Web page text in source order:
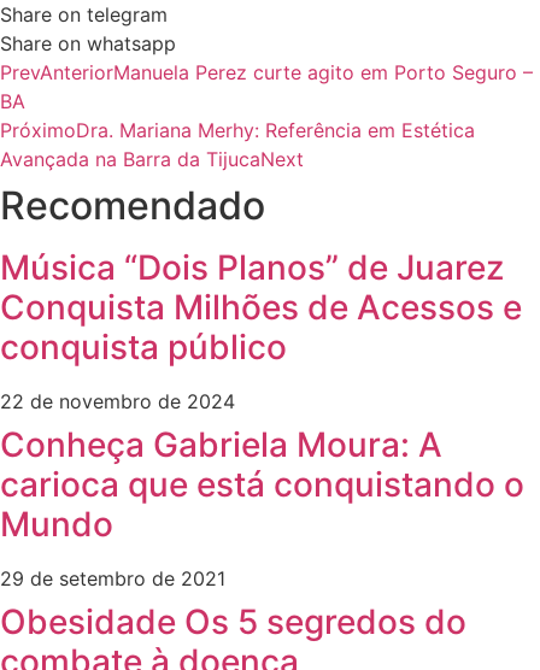
Share on telegram
Share on whatsapp
PrevAnteriorManuela Perez curte agito em Porto Seguro –
BA
PróximoDra. Mariana Merhy: Referência em Estética
Avançada na Barra da TijucaNext
Recomendado
Música “Dois Planos” de Juarez
Conquista Milhões de Acessos e
conquista público
22 de novembro de 2024
Conheça Gabriela Moura: A
carioca que está conquistando o
Mundo
29 de setembro de 2021
Obesidade Os 5 segredos do
combate à doença